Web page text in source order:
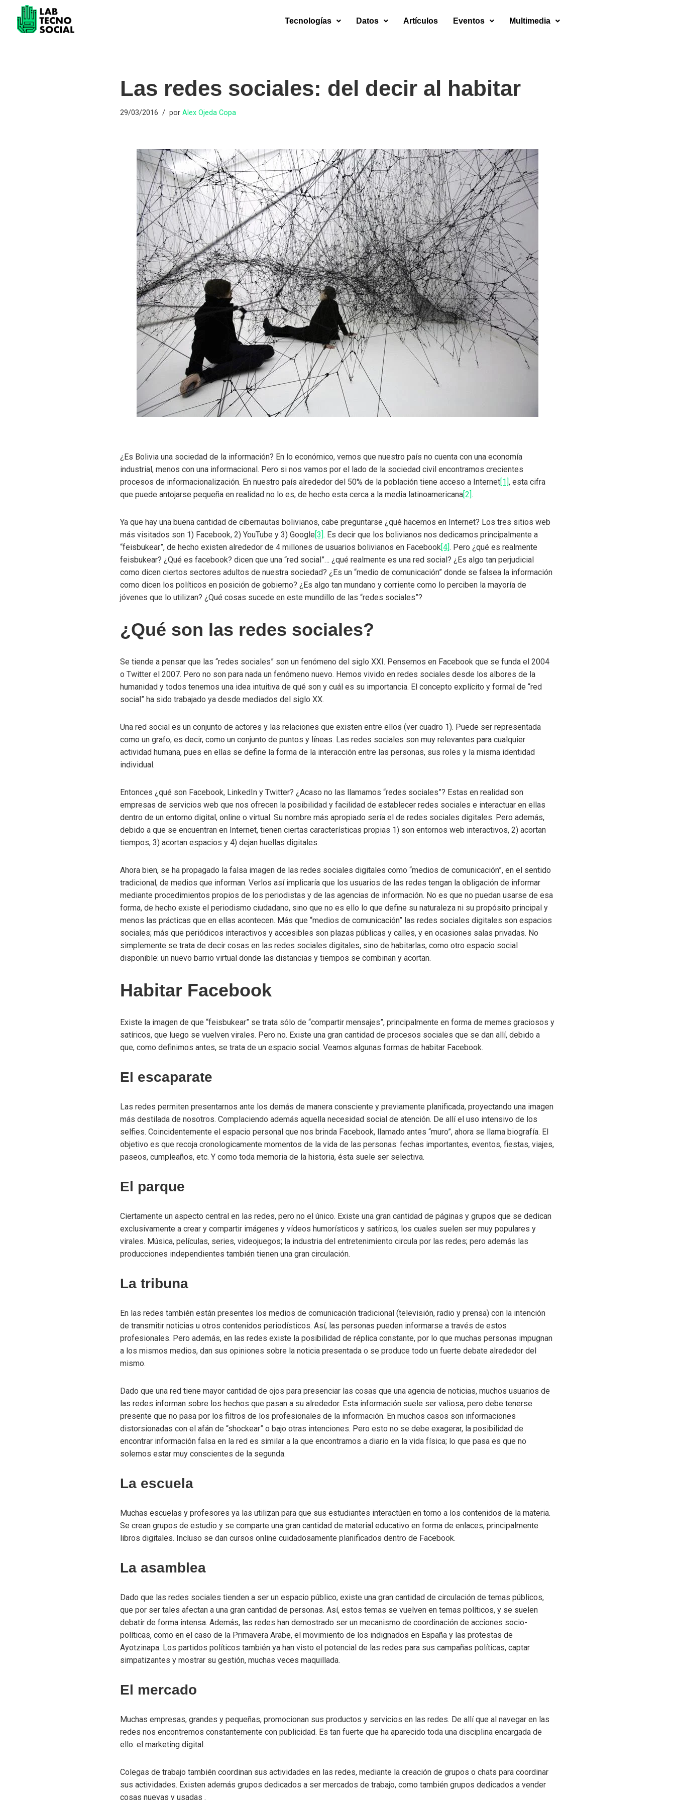
Saltar
Tecnologías Datos Artículos Eventos Multimedia
Las redes sociales: del decir al habitar
29/03/2016 por Alex Ojeda Copa
¿Es Bolivia una sociedad de la información? En lo económico, vemos que nuestro país no cuenta con una economía
industrial, menos con una informacional. Pero si nos vamos por el lado de la sociedad civil encontramos crecientes
procesos de informacionalización. En nuestro país alrededor del 50% de la población tiene acceso a Internet[1], esta cifra
que puede antojarse pequeña en realidad no lo es, de hecho esta cerca a la media latinoamericana[2].
Ya que hay una buena cantidad de cibernautas bolivianos, cabe preguntarse ¿qué hacemos en Internet? Los tres sitios web
más visitados son 1) Facebook, 2) YouTube y 3) Google[3]. Es decir que los bolivianos nos dedicamos principalmente a
“feisbukear”, de hecho existen alrededor de 4 millones de usuarios bolivianos en Facebook[4]. Pero ¿qué es realmente
feisbukear? ¿Qué es facebook? dicen que una “red social”… ¿qué realmente es una red social? ¿Es algo tan perjudicial
como dicen ciertos sectores adultos de nuestra sociedad? ¿Es un “medio de comunicación” donde se falsea la información
como dicen los políticos en posición de gobierno? ¿Es algo tan mundano y corriente como lo perciben la mayoría de
jóvenes que lo utilizan? ¿Qué cosas sucede en este mundillo de las “redes sociales”?
¿Qué son las redes sociales?
Se tiende a pensar que las “redes sociales” son un fenómeno del siglo XXI. Pensemos en Facebook que se funda el 2004
o Twitter el 2007. Pero no son para nada un fenómeno nuevo. Hemos vivido en redes sociales desde los albores de la
humanidad y todos tenemos una idea intuitiva de qué son y cuál es su importancia. El concepto explícito y formal de “red
social” ha sido trabajado ya desde mediados del siglo XX.
Una red social es un conjunto de actores y las relaciones que existen entre ellos (ver cuadro 1). Puede ser representada
como un grafo, es decir, como un conjunto de puntos y líneas. Las redes sociales son muy relevantes para cualquier
actividad humana, pues en ellas se define la forma de la interacción entre las personas, sus roles y la misma identidad
individual.
Entonces ¿qué son Facebook, LinkedIn y Twitter? ¿Acaso no las llamamos “redes sociales”? Estas en realidad son
empresas de servicios web que nos ofrecen la posibilidad y facilidad de establecer redes sociales e interactuar en ellas
dentro de un entorno digital, online o virtual. Su nombre más apropiado sería el de redes sociales digitales. Pero además,
debido a que se encuentran en Internet, tienen ciertas características propias 1) son entornos web interactivos, 2) acortan
tiempos, 3) acortan espacios y 4) dejan huellas digitales.
Ahora bien, se ha propagado la falsa imagen de las redes sociales digitales como “medios de comunicación”, en el sentido
tradicional, de medios que informan. Verlos así implicaría que los usuarios de las redes tengan la obligación de informar
mediante procedimientos propios de los periodistas y de las agencias de información. No es que no puedan usarse de esa
forma, de hecho existe el periodismo ciudadano, sino que no es ello lo que define su naturaleza ni su propósito principal y
menos las prácticas que en ellas acontecen. Más que “medios de comunicación” las redes sociales digitales son espacios
sociales; más que periódicos interactivos y accesibles son plazas públicas y calles, y en ocasiones salas privadas. No
simplemente se trata de decir cosas en las redes sociales digitales, sino de habitarlas, como otro espacio social
disponible: un nuevo barrio virtual donde las distancias y tiempos se combinan y acortan.
Habitar Facebook
Existe la imagen de que “feisbukear” se trata sólo de “compartir mensajes”, principalmente en forma de memes graciosos y
satíricos, que luego se vuelven virales. Pero no. Existe una gran cantidad de procesos sociales que se dan allí, debido a
que, como definimos antes, se trata de un espacio social. Veamos algunas formas de habitar Facebook.
El escaparate
Las redes permiten presentarnos ante los demás de manera consciente y previamente planificada, proyectando una imagen
más destilada de nosotros. Complaciendo además aquella necesidad social de atención. De allí el uso intensivo de los
selfies. Coincidentemente el espacio personal que nos brinda Facebook, llamado antes “muro”, ahora se llama biografía. El
objetivo es que recoja cronologicamente momentos de la vida de las personas: fechas importantes, eventos, fiestas, viajes,
paseos, cumpleaños, etc. Y como toda memoria de la historia, ésta suele ser selectiva.
El parque
Ciertamente un aspecto central en las redes, pero no el único. Existe una gran cantidad de páginas y grupos que se dedican
exclusivamente a crear y compartir imágenes y vídeos humorísticos y satíricos, los cuales suelen ser muy populares y
virales. Música, películas, series, videojuegos; la industria del entretenimiento circula por las redes; pero además las
producciones independientes también tienen una gran circulación.
La tribuna
En las redes también están presentes los medios de comunicación tradicional (televisión, radio y prensa) con la intención
de transmitir noticias u otros contenidos periodísticos. Así, las personas pueden informarse a través de estos
profesionales. Pero además, en las redes existe la posibilidad de réplica constante, por lo que muchas personas impugnan
a los mismos medios, dan sus opiniones sobre la noticia presentada o se produce todo un fuerte debate alrededor del
mismo.
Dado que una red tiene mayor cantidad de ojos para presenciar las cosas que una agencia de noticias, muchos usuarios de
las redes informan sobre los hechos que pasan a su alrededor. Esta información suele ser valiosa, pero debe tenerse
presente que no pasa por los filtros de los profesionales de la información. En muchos casos son informaciones
distorsionadas con el afán de “shockear” o bajo otras intenciones. Pero esto no se debe exagerar, la posibilidad de
encontrar información falsa en la red es similar a la que encontramos a diario en la vida física; lo que pasa es que no
solemos estar muy conscientes de la segunda.
La escuela
Muchas escuelas y profesores ya las utilizan para que sus estudiantes interactúen en torno a los contenidos de la materia.
Se crean grupos de estudio y se comparte una gran cantidad de material educativo en forma de enlaces, principalmente
libros digitales. Incluso se dan cursos online cuidadosamente planificados dentro de Facebook.
La asamblea
Dado que las redes sociales tienden a ser un espacio público, existe una gran cantidad de circulación de temas públicos,
que por ser tales afectan a una gran cantidad de personas. Así, estos temas se vuelven en temas políticos, y se suelen
debatir de forma intensa. Además, las redes han demostrado ser un mecanismo de coordinación de acciones socio-
políticas, como en el caso de la Primavera Arabe, el movimiento de los indignados en España y las protestas de
Ayotzinapa. Los partidos políticos también ya han visto el potencial de las redes para sus campañas políticas, captar
simpatizantes y mostrar su gestión, muchas veces maquillada.
El mercado
Muchas empresas, grandes y pequeñas, promocionan sus productos y servicios en las redes. De allí que al navegar en las
redes nos encontremos constantemente con publicidad. Es tan fuerte que ha aparecido toda una disciplina encargada de
ello: el marketing digital.
Colegas de trabajo también coordinan sus actividades en las redes, mediante la creación de grupos o chats para coordinar
sus actividades. Existen además grupos dedicados a ser mercados de trabajo, como también grupos dedicados a vender
cosas nuevas y usadas .